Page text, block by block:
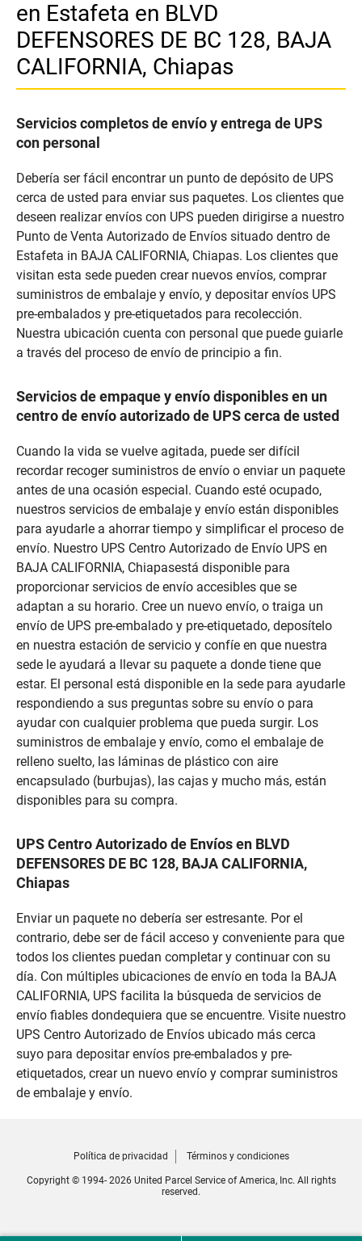
en Estafeta en BLVD
DEFENSORES DE BC 128, BAJA
CALIFORNIA, Chiapas
Servicios completos de envío y entrega de UPS
con personal
Debería ser fácil encontrar un punto de depósito de UPS
cerca de usted para enviar sus paquetes. Los clientes que
deseen realizar envíos con UPS pueden dirigirse a nuestro
Punto de Venta Autorizado de Envíos situado dentro de
Estafeta in BAJA CALIFORNIA, Chiapas. Los clientes que
visitan esta sede pueden crear nuevos envíos, comprar
suministros de embalaje y envío, y depositar envíos UPS
pre-embalados y pre-etiquetados para recolección.
Nuestra ubicación cuenta con personal que puede guiarle
a través del proceso de envío de principio a fin.
Servicios de empaque y envío disponibles en un
centro de envío autorizado de UPS cerca de usted
Cuando la vida se vuelve agitada, puede ser difícil
recordar recoger suministros de envío o enviar un paquete
antes de una ocasión especial. Cuando esté ocupado,
nuestros servicios de embalaje y envío están disponibles
para ayudarle a ahorrar tiempo y simplificar el proceso de
envío. Nuestro UPS Centro Autorizado de Envío UPS en
BAJA CALIFORNIA, Chiapasestá disponible para
proporcionar servicios de envío accesibles que se
adaptan a su horario. Cree un nuevo envío, o traiga un
envío de UPS pre-embalado y pre-etiquetado, deposítelo
en nuestra estación de servicio y confíe en que nuestra
sede le ayudará a llevar su paquete a donde tiene que
estar. El personal está disponible en la sede para ayudarle
respondiendo a sus preguntas sobre su envío o para
ayudar con cualquier problema que pueda surgir. Los
suministros de embalaje y envío, como el embalaje de
relleno suelto, las láminas de plástico con aire
encapsulado (burbujas), las cajas y mucho más, están
disponibles para su compra.
UPS Centro Autorizado de Envíos en BLVD
DEFENSORES DE BC 128, BAJA CALIFORNIA,
Chiapas
Enviar un paquete no debería ser estresante. Por el
contrario, debe ser de fácil acceso y conveniente para que
todos los clientes puedan completar y continuar con su
día. Con múltiples ubicaciones de envío en toda la BAJA
CALIFORNIA, UPS facilita la búsqueda de servicios de
envío fiables dondequiera que se encuentre. Visite nuestro
UPS Centro Autorizado de Envíos ubicado más cerca
suyo para depositar envíos pre-embalados y pre-
etiquetados, crear un nuevo envío y comprar suministros
de embalaje y envío.
Política de privacidad Términos y condiciones
Copyright © 1994- 2026 United Parcel Service of America, Inc. All rights
reserved.